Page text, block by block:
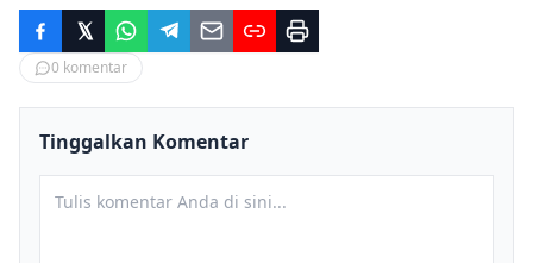
0 komentar
Tinggalkan Komentar